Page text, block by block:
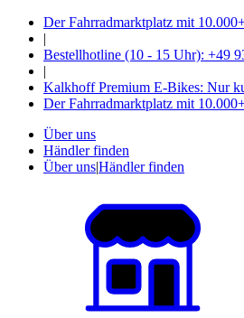
Der Fahrradmarktplatz mit
|
Bestellhotline (10 - 15 Uhr): +49
|
Kalkhoff Premium E-Bikes: Nur
Der Fahrradmarktplatz mit
Über uns
Händler finden
Über uns|Händler finden